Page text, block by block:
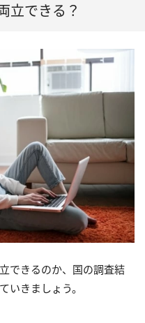
立できる？
できるのか、国の調査結
いきましょう。